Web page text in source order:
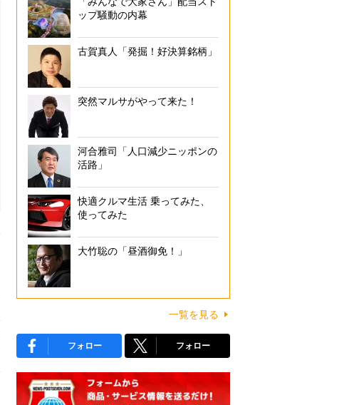
ップ騒動の内幕
古賀真人「発掘！好決算銘柄」
突然マルサがやって来た！
河合雅司「人口減少ニッポンの
活路」
快適クルマ生活 乗ってみた、
使ってみた
大竹聡の「昼酒御免！」
一覧を見る
フォロー フォロー